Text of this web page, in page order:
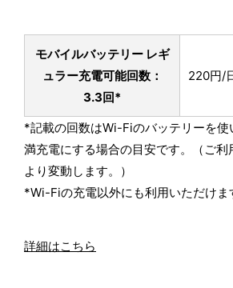
モバイルバッテリー レギ
ュラー充電可能回数：
3.3回*
220円/
*記載の回数はWi-Fiのバッテリーを使
満充電にする場合の目安です。（ご利
より変動します。）
*Wi-Fiの充電以外にも利用いただけま
詳細はこちら